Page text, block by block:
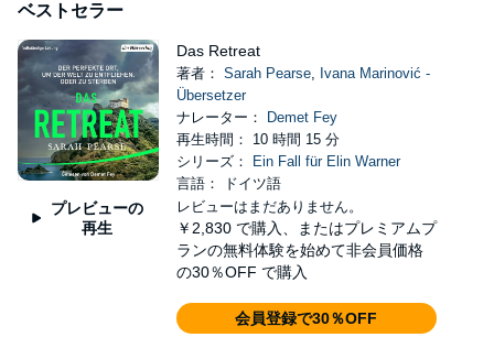
ベストセラー
プレビューの
再生
Das Retreat
著者： Sarah Pearse, Ivana Marinović -
Übersetzer
ナレーター：
Demet Fey
再生時間： 10 時間 15 分
シリーズ：
Ein Fall für Elin Warner
言語： ドイツ語
レビューはまだありません。
￥2,830 で購入、またはプレミアムプ
ランの無料体験を始めて非会員価格
の30％OFF で購入
会員登録で30％OFF